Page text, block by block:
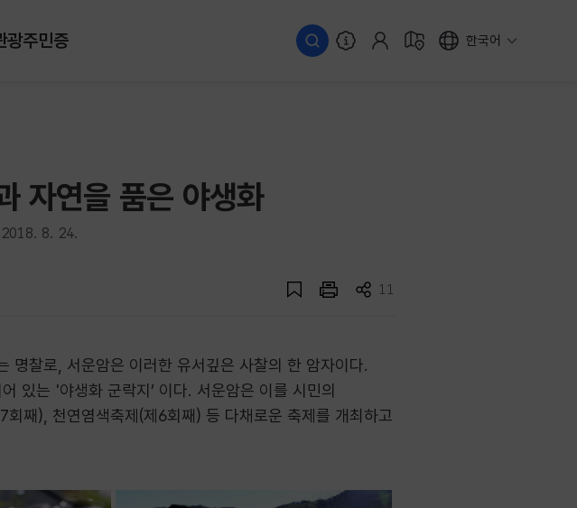
광주민증 한국어
자연을 품은 야생화
8. 24.
11
명찰로, 서운암은 이러한 유서깊은 사찰의 한 암자이다.
있는 '야생화 군락지’ 이다. 서운암은 이를 시민의
째), 천연염색축제(제6회째) 등 다채로운 축제를 개최하고